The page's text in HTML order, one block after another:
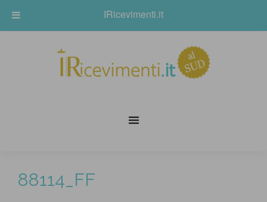
88114_FF
IRicevimenti.it